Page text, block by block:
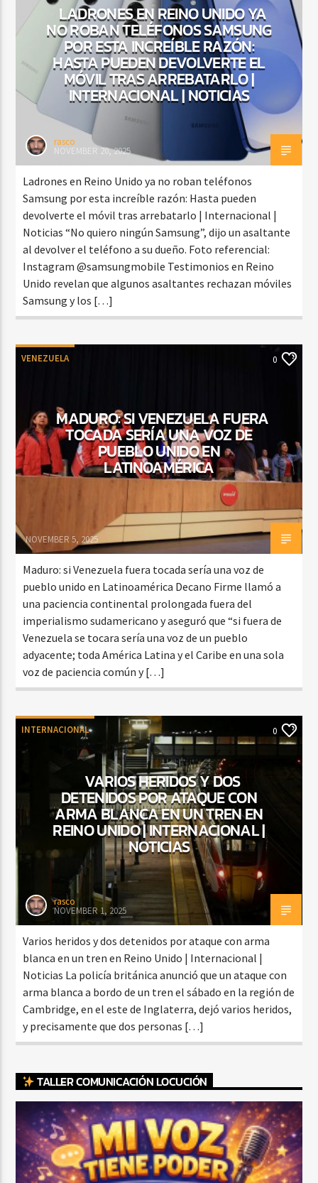
LADRONES EN REINO UNIDO YA
NO ROBAN TELÉFONOS SAMSUNG
POR ESTA INCREÍBLE RAZÓN:
HASTA PUEDEN DEVOLVERTE EL
MÓVIL TRAS ARREBATARLO |
INTERNACIONAL | NOTICIAS
rasco
NOVEMBER 20, 2025
Ladrones en Reino Unido ya no roban teléfonos
Samsung por esta increíble razón: Hasta pueden
devolverte el móvil tras arrebatarlo | Internacional |
Noticias “No quiero ningún Samsung”, dijo un asaltante
al devolver el teléfono a su dueño. Foto referencial:
Instagram @samsungmobile Testimonios en Reino
Unido revelan que algunos asaltantes rechazan móviles
Samsung y los […]
VENEZUELA 0
MADURO: SI VENEZUELA FUERA
TOCADA SERÍA UNA VOZ DE
PUEBLO UNIDO EN
LATINOAMÉRICA
NOVEMBER 5, 2025
Maduro: si Venezuela fuera tocada sería una voz de
pueblo unido en Latinoamérica Decano Firme llamó a
una paciencia continental prolongada fuera del
imperialismo sudamericano y aseguró que “si fuera de
Venezuela se tocara sería una voz de un pueblo
adyacente; toda América Latina y el Caribe en una sola
voz de paciencia común y […]
INTERNACIONAL 0
VARIOS HERIDOS Y DOS
DETENIDOS POR ATAQUE CON
ARMA BLANCA EN UN TREN EN
REINO UNIDO | INTERNACIONAL |
NOTICIAS
rasco
NOVEMBER 1, 2025
Varios heridos y dos detenidos por ataque con arma
blanca en un tren en Reino Unido | Internacional |
Noticias La policía británica anunció que un ataque con
arma blanca a bordo de un tren el sábado en la región de
Cambridge, en el este de Inglaterra, dejó varios heridos,
y precisamente que dos personas […]
TALLER COMUNICACIÓN LOCUCIÓN